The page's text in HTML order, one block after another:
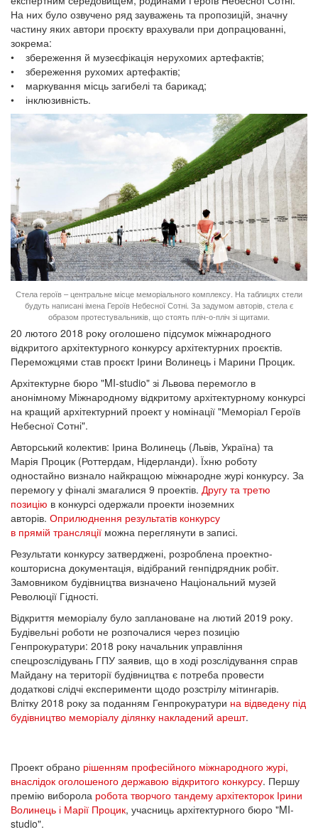
На них було озвучено ряд зауважень та пропозицій, значну
частину яких автори проєкту врахували при допрацюванні,
зокрема:
• збереження й музеєфікація нерухомих артефактів;
• збереження рухомих артефактів;
• маркування місць загибелі та барикад;
• інклюзивність.
Стела героїв – центральне місце меморіального комплексу. На таблицях стели
будуть написані імена Героїв Небесної Сотні. За задумом авторів, стела є
образом протестувальників, що стоять пліч-о-пліч зі щитами.
20 лютого 2018 року оголошено підсумок міжнародного
відкритого архітектурного конкурсу архітектурних проєктів.
Переможцями став проєкт Ірини Волинець і Марини Процик.
Архітектурне бюро "MI-studio" зі Львова перемогло в
анонімному Міжнародному відкритому архітектурному конкурсі
на кращий архітектурний проект у номінації "Меморіал Героїв
Небесної Сотні".
Авторський колектив: Ірина Волинець (Львів, Україна) та
Марія Процик (Роттердам, Нідерланди). Їхню роботу
одностайно визнало найкращою міжнародне журі конкурсу. За
перемогу у фіналі змагалися 9 проектів. Другу та третю
позицію в конкурсі одержали проекти іноземних
авторів. Оприлюднення результатів конкурсу
в прямій трансляції можна переглянути в записі.
Результати конкурсу затверджені, розроблена проектно-
кошторисна документація, відібраний генпідрядник робіт.
Замовником будівництва визначено Національний музей
Революції Гідності.
Відкриття меморіалу було заплановане на лютий 2019 року.
Будівельні роботи не розпочалися через позицію
Генпрокуратури: 2018 року начальник управління
спецрозслідувань ГПУ заявив, що в ході розслідування справ
Майдану на території будівництва є потреба провести
додаткові слідчі експерименти щодо розстрілу мітингарів.
Влітку 2018 року за поданням Генпрокуратури на відведену під
будівництво меморіалу ділянку накладений арешт.
Проект обрано рішенням професійного міжнародного журі,
внаслідок оголошеного державою відкритого конкурсу. Першу
премію виборола робота творчого тандему архітекторок Ірини
Волинець і Марії Процик, учасниць архітектурного бюро "MI-
studio".